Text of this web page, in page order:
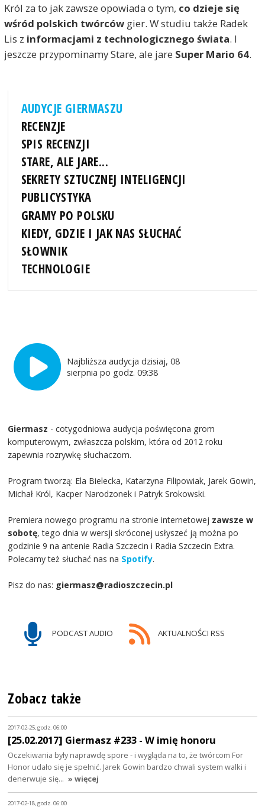
Król za to jak zawsze opowiada o tym, co dzieje się
wśród polskich twórcówgier. W studiu także Radek
Lis z informacjami z technologicznego świata. I
jeszcze przypominamy Stare, ale jare Super Mario 64.
AUDYCJE GIERMASZU
RECENZJE
SPIS RECENZJI
STARE, ALE JARE...
SEKRETY SZTUCZNEJ INTELIGENCJI
PUBLICYSTYKA
GRAMY PO POLSKU
KIEDY, GDZIE I JAK NAS SŁUCHAĆ
SŁOWNIK
TECHNOLOGIE
Najbliższa audycja dzisiaj, 08
sierpnia po godz. 09:38
Giermasz - cotygodniowa audycja poświęcona grom
komputerowym, zwłaszcza polskim, która od 2012 roku
zapewnia rozrywkę słuchaczom.
Program tworzą: Ela Bielecka, Katarzyna Filipowiak, Jarek Gowin,
Michał Król, Kacper Narodzonek i Patryk Srokowski.
Premiera nowego programu na stronie internetowej zawsze w
sobotę, tego dnia w wersji skróconej usłyszeć ją można po
godzinie 9 na antenie Radia Szczecin i Radia Szczecin Extra.
Polecamy też słuchać nas na Spotify.
Pisz do nas: giermasz@radioszczecin.pl
PODCAST AUDIO AKTUALNOŚCI RSS
Zobacz także
2017-02-25, godz. 06:00
[25.02.2017] Giermasz #233 - W imię honoru
Oczekiwania były naprawdę spore - i wygląda na to, że twórcom For
Honor udało się je spełnić. Jarek Gowin bardzo chwali system walki i
denerwuje się… » więcej
2017-02-18, godz. 06:00